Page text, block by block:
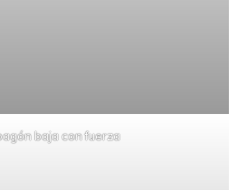
baja con fuerza